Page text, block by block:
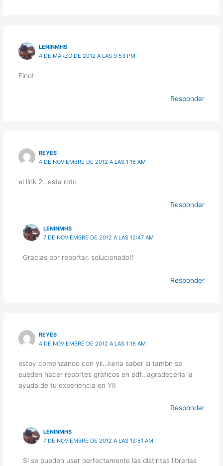
LENINMHS
4 DE MARZO DE 2012 A LAS 9:53 PM
Fino!
Responder
REYES
4 DE NOVIEMBRE DE 2012 A LAS 1:16 AM
el link 2…esta roto
Responder
LENINMHS
7 DE NOVIEMBRE DE 2012 A LAS 12:47 AM
Gracias por reportar, solucionado!!
Responder
REYES
4 DE NOVIEMBRE DE 2012 A LAS 1:18 AM
estoy comenzando con yii…keria saber si tambn se
pueden hacer reportes graficos en pdf…agradeceria la
ayuda de tu experiencia en YII
Responder
LENINMHS
7 DE NOVIEMBRE DE 2012 A LAS 12:51 AM
Si se pueden usar perfectamente las distintas librerías